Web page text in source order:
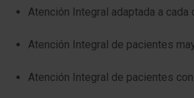
Atención Integral adaptada a cada
Atención Integral de pacientes
Atención Integral de pacientes